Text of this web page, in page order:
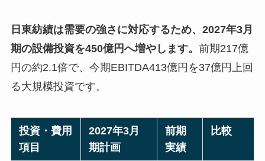
日東紡績は需要の強さに対応するため、2027年3月
期の設備投資を450億円へ増やします。 前期217億
円の約2.1倍で、今期EBITDA413億円を37億円上回
る大規模投資です。
投資・費用
項目
2027年3月
期計画
前期
実績
比較